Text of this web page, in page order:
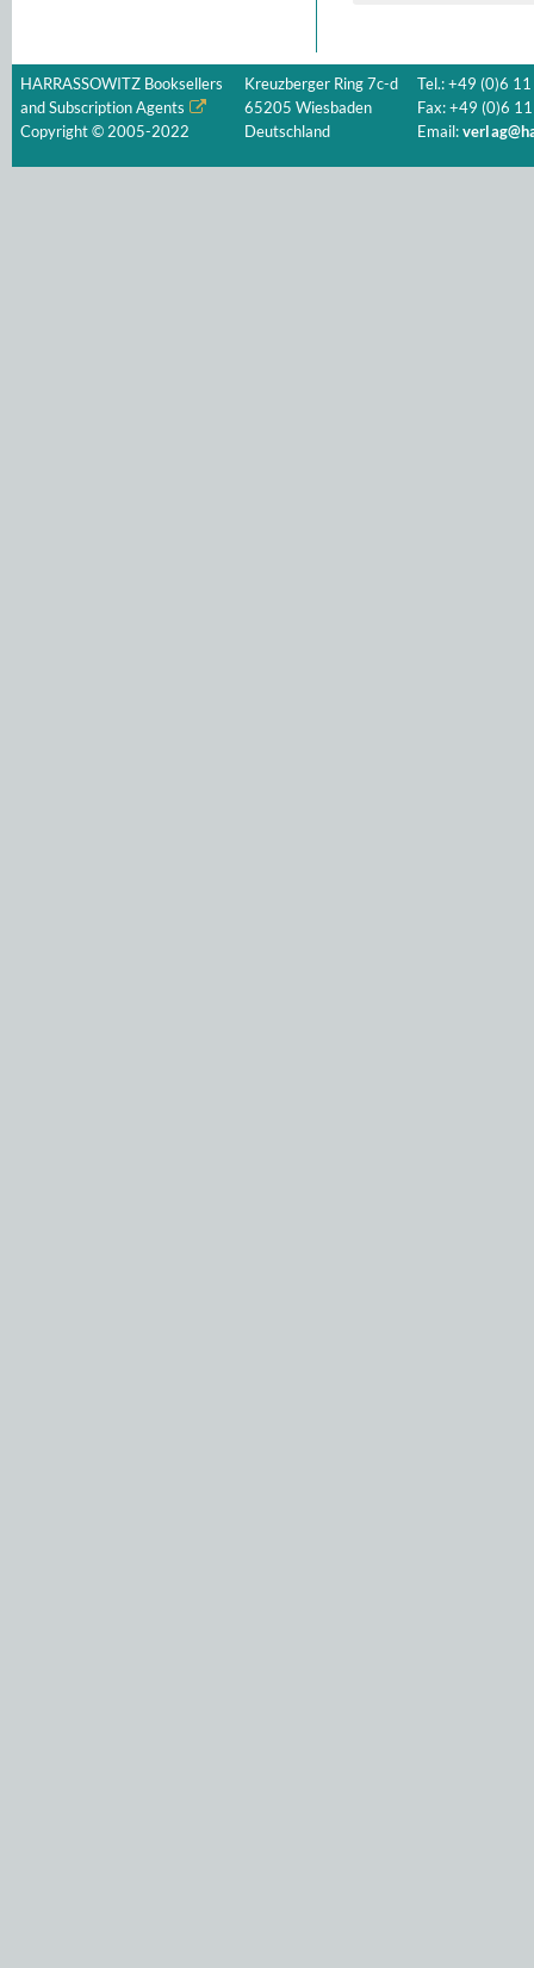
HARRASSOWITZ Booksellers
and Subscription Agents
Copyright © 2005-2022
Kreuzberger Ring 7c-d
65205 Wiesbaden
Deutschland
Tel.: +49 (0)6
Fax: +49 (0)6
Email: